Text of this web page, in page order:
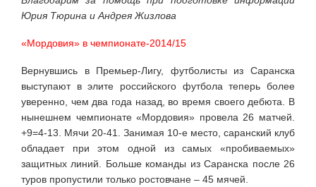
Юрия Тюрина и Андрея Жизлова
«Мордовия» в чемпионате-2014/15
Вернувшись в Премьер-Лигу, футболисты из Саранска
выступают в элите российского футбола теперь более
уверенно, чем два года назад, во время своего дебюта. В
нынешнем чемпионате «Мордовия» провела 26 матчей.
+9=4-13. Мячи 20-41. Занимая 10-е место, саранский клуб
обладает при этом одной из самых «пробиваемых»
защитных линий. Больше команды из Саранска после 26
туров пропустили только ростовчане – 45 мячей.